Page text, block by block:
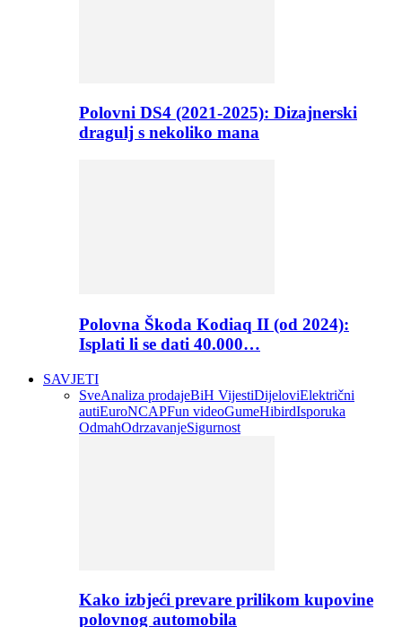
Polovni DS4 (2021-2025): Dizajnerski
dragulj s nekoliko mana
Polovna Škoda Kodiaq II (od 2024):
Isplati li se dati 40.000…
SAVJETI
SveAnaliza prodajeBiH VijestiDijeloviElektrični
autiEuroNCAPFun videoGumeHibirdIsporuka
OdmahOdrzavanjeSigurnost
Kako izbjeći prevare prilikom kupovine
polovnog automobila